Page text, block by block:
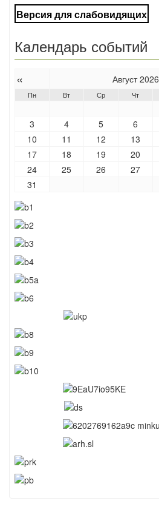
Версия для слабовидящих
Календарь событий
« Август 2026
Пн Вт Ср Чт
3
4 5 6
10
11 12 13
17
18 19 20
24
25 26 27
31